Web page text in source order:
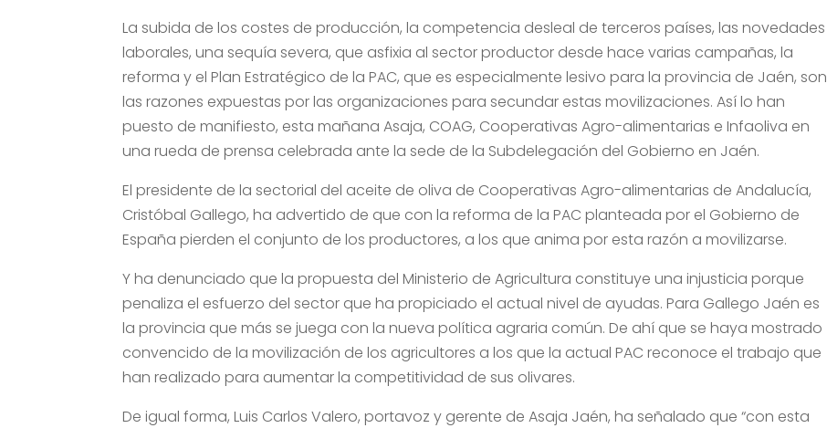
La subida de los costes de producción, la competencia desleal de terceros países, las novedades
laborales, una sequía severa, que asfixia al sector productor desde hace varias campañas, la
reforma y el Plan Estratégico de la PAC, que es especialmente lesivo para la provincia de Jaén, son
las razones expuestas por las organizaciones para secundar estas movilizaciones. Así lo han
puesto de manifiesto, esta mañana Asaja, COAG, Cooperativas Agro-alimentarias e Infaoliva en
una rueda de prensa celebrada ante la sede de la Subdelegación del Gobierno en Jaén.
El presidente de la sectorial del aceite de oliva de Cooperativas Agro-alimentarias de Andalucía,
Cristóbal Gallego, ha advertido de que con la reforma de la PAC planteada por el Gobierno de
España pierden el conjunto de los productores, a los que anima por esta razón a movilizarse.
Y ha denunciado que la propuesta del Ministerio de Agricultura constituye una injusticia porque
penaliza el esfuerzo del sector que ha propiciado el actual nivel de ayudas. Para Gallego Jaén es
la provincia que más se juega con la nueva política agraria común. De ahí que se haya mostrado
convencido de la movilización de los agricultores a los que la actual PAC reconoce el trabajo que
han realizado para aumentar la competitividad de sus olivares.
De igual forma, Luis Carlos Valero, portavoz y gerente de Asaja Jaén, ha señalado que “con esta